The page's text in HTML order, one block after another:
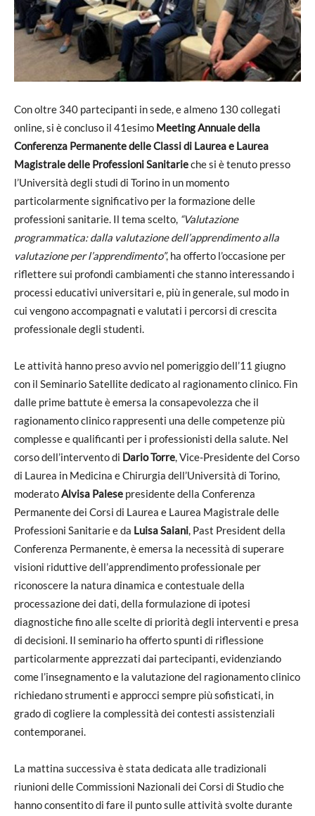
Con oltre 340 partecipanti in sede, e almeno 130 collegati
online, si è concluso il 41esimo Meeting Annuale della
Conferenza Permanente delle Classi di Laurea e Laurea
Magistrale delle Professioni Sanitarieche si è tenuto presso
l’Università degli studi di Torino in un momento
particolarmente significativo per la formazione delle
professioni sanitarie. Il tema scelto, “Valutazione
programmatica: dalla valutazione dell’apprendimento alla
valutazione per l’apprendimento”, ha offerto l’occasione per
riflettere sui profondi cambiamenti che stanno interessando i
processi educativi universitari e, più in generale, sul modo in
cui vengono accompagnati e valutati i percorsi di crescita
professionale degli studenti.
Le attività hanno preso avvio nel pomeriggio dell’11 giugno
con il Seminario Satellite dedicato al ragionamento clinico. Fin
dalle prime battute è emersa la consapevolezza che il
ragionamento clinico rappresenti una delle competenze più
complesse e qualificanti per i professionisti della salute. Nel
corso dell’intervento di Dario Torre, Vice-Presidente del Corso
di Laurea in Medicina e Chirurgia dell’Università di Torino,
moderatoAlvisa Palese presidente della Conferenza
Permanente dei Corsi di Laurea e Laurea Magistrale delle
Professioni Sanitarie e da Luisa Saiani, Past President della
Conferenza Permanente, è emersa la necessità di superare
visioni riduttive dell’apprendimento professionale per
riconoscere la natura dinamica e contestuale della
processazione dei dati, della formulazione di ipotesi
diagnostiche fino alle scelte di priorità degli interventi e presa
di decisioni. Il seminario ha offerto spunti di riflessione
particolarmente apprezzati dai partecipanti, evidenziando
come l’insegnamento e la valutazione del ragionamento clinico
richiedano strumenti e approcci sempre più sofisticati, in
grado di cogliere la complessità dei contesti assistenziali
contemporanei.
La mattina successiva è stata dedicata alle tradizionali
riunioni delle Commissioni Nazionali dei Corsi di Studio che
hanno consentito di fare il punto sulle attività svolte durante